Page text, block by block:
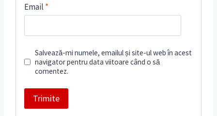
Email *
Salvează-mi numele, emailul și site-ul web în acest
navigator pentru data viitoare când o să
comentez.